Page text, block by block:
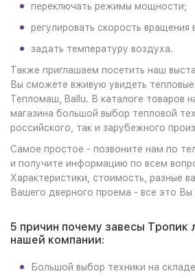
переключать режимы мощности;
регулировать скорость вращения
задать температуру воздуха.
Также приглашаем посетить наш
Вы сможете вживую увидеть тепловые
Тепломаш, Ballu. В каталоге товаров
магазина большой выбор тепловой
российского, так и зарубежного
Самое простое - позвоните нам по
и получите информацию по всем
Характеристики, стоимость, разные
Вашего дверного проема - все это Вы
5 причин почему завесы Тропик
нашей компании:
Большой выбор техники на